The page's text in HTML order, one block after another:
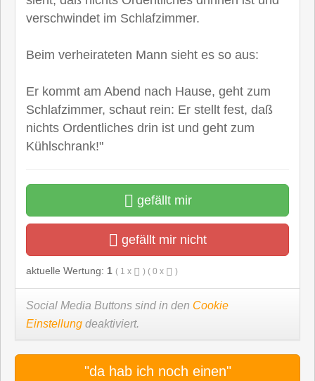
verschwindet im Schlafzimmer.
Beim verheirateten Mann sieht es so aus:
Er kommt am Abend nach Hause, geht zum
Schlafzimmer, schaut rein: Er stellt fest, daß
nichts Ordentliches drin ist und geht zum
Kühlschrank!"
gefällt mir
gefällt mir nicht
aktuelle Wertung: 1 ( 1 x ) ( 0 x )
Social Media Buttons sind in den Cookie
Einstellung deaktiviert.
"da hab ich noch einen"